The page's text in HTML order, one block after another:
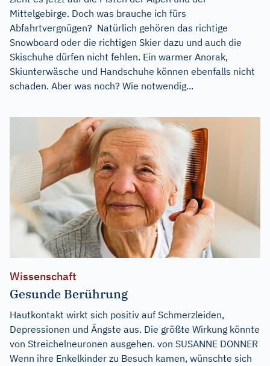
Mittelgebirge. Doch was brauche ich fürs
Abfahrtvergnügen? Natürlich gehören das richtige
Snowboard oder die richtigen Skier dazu und auch die
Skischuhe dürfen nicht fehlen. Ein warmer Anorak,
Skiunterwäsche und Handschuhe können ebenfalls nicht
schaden. Aber was noch? Wie notwendig...
Wissenschaft
Gesunde Berührung
Hautkontakt wirkt sich positiv auf Schmerzleiden,
Depressionen und Ängste aus. Die größte Wirkung könnte
von Streichelneuronen ausgehen. von SUSANNE DONNER
Wenn ihre Enkelkinder zu Besuch kamen, wünschte sich